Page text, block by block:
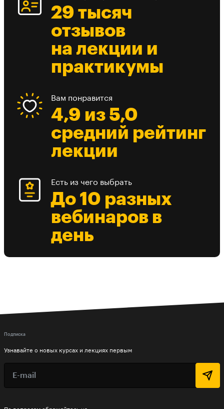
29 тысяч
отзывов
на лекции и
практикумы
Вам понравится
4,9 из 5,0
средний рейтинг
лекции
Есть из чего выбрать
До 10 разных
вебинаров в
день
Подписка
Узнавайте о новых курсах и лекциях первым